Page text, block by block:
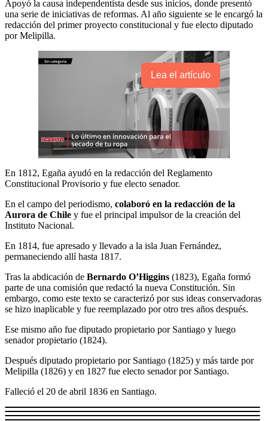
Apoyó la causa independentista desde sus inicios, donde presentó
una serie de iniciativas de reformas. Al año siguiente se le encargó la
redacción del primer proyecto constitucional y fue electo diputado
por Melipilla.
Lea el artículo
En 1812, Egaña ayudó en la redacción del Reglamento
Constitucional Provisorio y fue electo senador.
En el campo del periodismo, colaboró en la redacción de la
Aurora de Chile y fue el principal impulsor de la creación del
Instituto Nacional.
En 1814, fue apresado y llevado a la isla Juan Fernández,
permaneciendo allí hasta 1817.
Tras la abdicación de Bernardo O’Higgins (1823), Egaña formó
parte de una comisión que redactó la nueva Constitución. Sin
embargo, como este texto se caracterizó por sus ideas conservadoras
se hizo inaplicable y fue reemplazado por otro tres años después.
Ese mismo año fue diputado propietario por Santiago y luego
senador propietario (1824).
Después diputado propietario por Santiago (1825) y más tarde por
Melipilla (1826) y en 1827 fue electo senador por Santiago.
Falleció el 20 de abril 1836 en Santiago.